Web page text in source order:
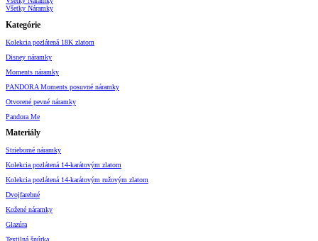
Všetky Náramky
Kategórie
Kolekcia pozlátená 18K zlatom
Disney náramky
Moments náramky
PANDORA Moments posuvné náramky
Otvorené pevné náramky
Pandora Me
Materiály
Strieborné náramky
Kolekcia pozlátená 14-karátovým zlatom
Kolekcia pozlátená 14-karátovým ružovým zlatom
Dvojfarebné
Kožené náramky
Glazúra
Textilná šnúrka